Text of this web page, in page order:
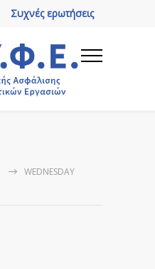
Συχνές ερωτήσεις
WEDNESDAY